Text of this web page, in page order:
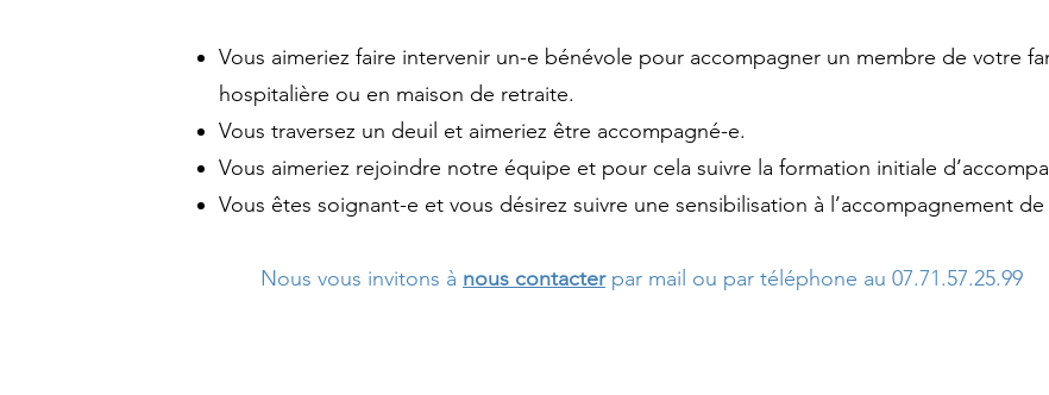
Vous aimeriez faire intervenir un-e bénévole pour accompagner un membre de votre
hospitalière ou en maison de retraite.
Vous traversez un deuil et aimeriez être accompagné-e.
Vous aimeriez rejoindre notre équipe et pour cela suivre la formation initiale
Vous êtes soignant-e et vous désirez suivre une sensibilisation à l’accompagnement
Nous vous invitons à nous contacter par mail ou par téléphone au 07.71.57.25.99